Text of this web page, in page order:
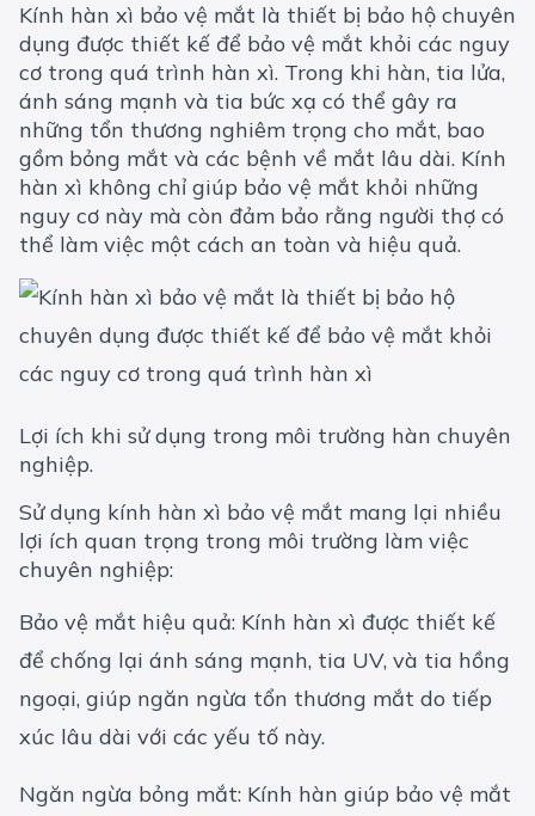
Kính hàn xì bảo vệ mắt là thiết bị bảo hộ chuyên
dụng được thiết kế để bảo vệ mắt khỏi các nguy
cơ trong quá trình hàn xì. Trong khi hàn, tia lửa,
ánh sáng mạnh và tia bức xạ có thể gây ra
những tổn thương nghiêm trọng cho mắt, bao
gồm bỏng mắt và các bệnh về mắt lâu dài. Kính
hàn xì không chỉ giúp bảo vệ mắt khỏi những
nguy cơ này mà còn đảm bảo rằng người thợ có
thể làm việc một cách an toàn và hiệu quả.
Lợi ích khi sử dụng trong môi trường hàn chuyên
nghiệp.
Sử dụng kính hàn xì bảo vệ mắt mang lại nhiều
lợi ích quan trọng trong môi trường làm việc
chuyên nghiệp:
Bảo vệ mắt hiệu quả: Kính hàn xì được thiết kế
để chống lại ánh sáng mạnh, tia UV, và tia hồng
ngoại, giúp ngăn ngừa tổn thương mắt do tiếp
xúc lâu dài với các yếu tố này.
Ngăn ngừa bỏng mắt: Kính hàn giúp bảo vệ mắt